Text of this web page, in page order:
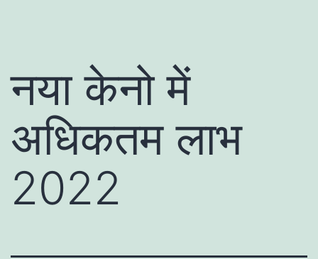
नया केनो में
अधिकतम लाभ
2022